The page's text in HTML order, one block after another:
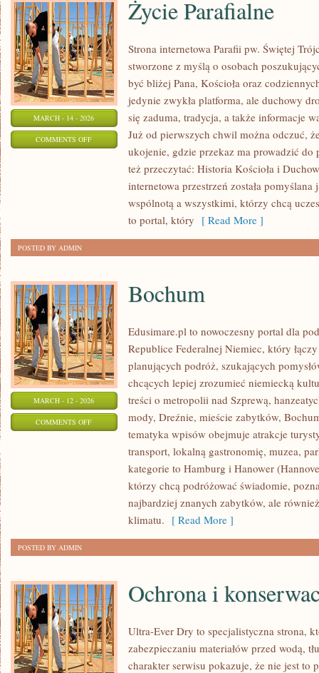
MARCH - 14 - 2026
COMMENTS OFFON
PARAFIALNE
Życie Parafialne
Strona internetowa Parafii pw. Świętej
stworzone z myślą o osobach
być bliżej Pana, Kościoła oraz
jedynie zwykła platforma, ale duchowy
się zaduma, tradycja, a także informacje
Już od pierwszych chwil można odczuć,
ukojenie, gdzie przekaz ma prowadzić do
też przeczytać: Historia Kościoła i
internetowa przestrzeń została
wspólnotą a wszystkimi, którzy chcą
to portal, który [ Read More ]
POSTED BY ADMIN
MARCH - 12 - 2026
COMMENTS OFFON
Bochum
Edusimare.pl to nowoczesny portal dla
Republice Federalnej Niemiec, który
planujących podróż, szukających
chcących lepiej zrozumieć niemiecką
treści o metropolii nad Szprewą,
mody, Dreźnie, mieście zabytków,
tematyka wpisów obejmuje atrakcje
transport, lokalną gastronomię, muzea,
kategorie to Hamburg i Hanower
którzy chcą podróżować świadomie,
najbardziej znanych zabytków, ale
klimatu. [ Read More ]
POSTED BY ADMIN
Ochrona i
Ultra-Ever Dry to specjalistyczna strona,
zabezpieczaniu materiałów przed wodą,
charakter serwisu pokazuje, że nie jest to